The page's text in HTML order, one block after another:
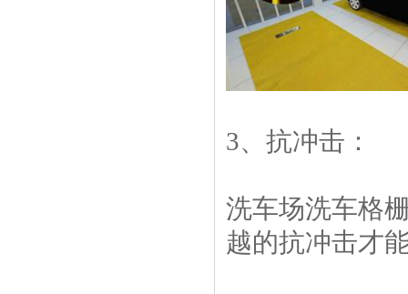
3、抗冲击：
洗车场洗车格
越的抗冲击才